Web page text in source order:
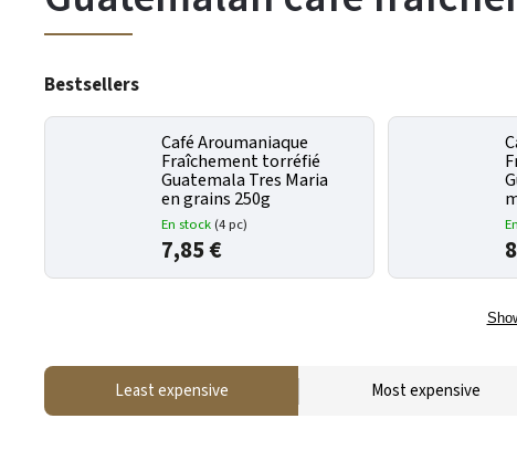
Bestsellers
Café Aroumaniaque
Fraîchement torréfié
Guatemala Tres Maria
en grains 250g
En stock (4 pc)
7,85 €
Least expensive Most expensive